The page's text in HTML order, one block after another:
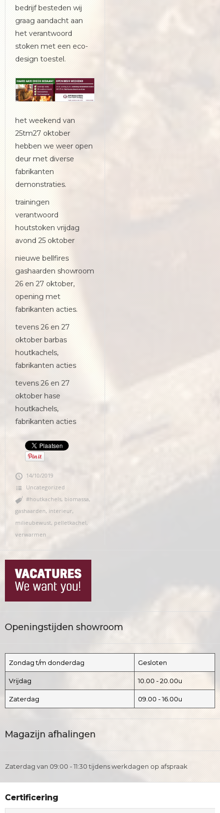
bedrijf besteden wij
graag aandacht aan
het verantwoord
stoken met een eco-
design toestel.
het weekend van
25tm27 oktober
hebben we weer open
deur met diverse
fabrikanten
demonstraties.
trainingen
verantwoord
houtstoken vrijdag
avond 25 oktober
nieuwe bellfires
gashaarden showroom
26 en 27 oktober,
opening met
fabrikanten acties.
tevens 26 en 27
oktober barbas
houtkachels,
fabrikanten acties
tevens 26 en 27
oktober hase
houtkachels,
fabrikanten acties
14/10/2019
Uncategorized
#houtkachels, biomassa,
gashaarden, interieur,
milieubewust, pelletkachel,
verwarmen
Openingstijden showroom
Zondag t/m donderdag Gesloten
Vrijdag 10.00 - 20.00u
Zaterdag 09.00 - 16.00u
Magazijn afhalingen
Zaterdag van 09:00 - 11:30 tijdens werkdagen op afspraak
Certificering